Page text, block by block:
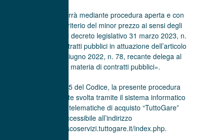
L’affidamento avverrà mediante procedura aperta e con
applicazione del criterio del minor prezzo ai sensi degli
articoli 71 e 108 del decreto legislativo 31 marzo 2023, n.
36 «Codice dei contratti pubblici in attuazione dell’articolo
1 della legge 21 giugno 2022, n. 78, recante delega al
Governo in materia di contratti pubblici».
Ai sensi dell’art. 25 del Codice, la presente procedura
aperta è interamente svolta tramite il sistema informatico
per le procedure telematiche di acquisto “TuttoGare”
accessibile all’indirizzo
https://beinascoservizi.tuttogare.it/index.php.